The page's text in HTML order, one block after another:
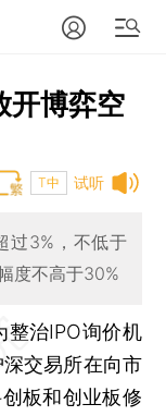
开博弈空
试听
T中
过3%，不低于
度不高于30%
整治IPO询价机
深交易所在向市
板和创业板修